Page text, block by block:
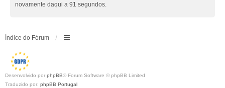
novamente daqui a 91 segundos.
Índice do Fórum
Desenvolvido por phpBB® Forum Software © phpBB Limited
Traduzido por: phpBB Portugal